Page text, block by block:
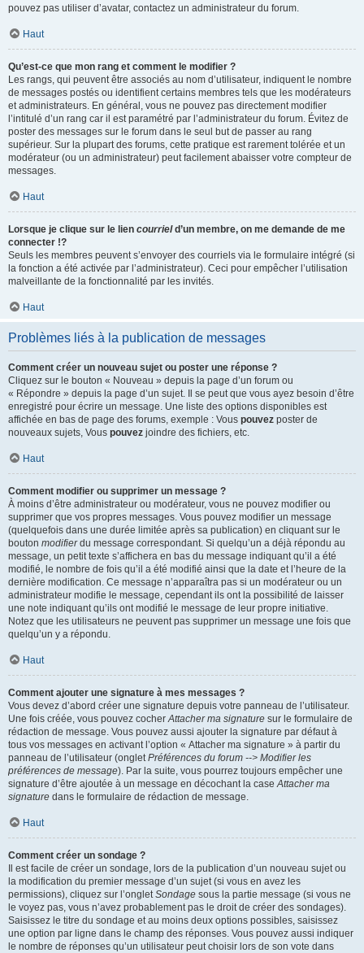
pouvez pas utiliser d’avatar, contactez un administrateur du forum.
Haut
Qu’est-ce que mon rang et comment le modifier ?
Les rangs, qui peuvent être associés au nom d’utilisateur, indiquent le nombre
de messages postés ou identifient certains membres tels que les modérateurs
et administrateurs. En général, vous ne pouvez pas directement modifier
l’intitulé d’un rang car il est paramétré par l’administrateur du forum. Évitez de
poster des messages sur le forum dans le seul but de passer au rang
supérieur. Sur la plupart des forums, cette pratique est rarement tolérée et un
modérateur (ou un administrateur) peut facilement abaisser votre compteur de
messages.
Haut
Lorsque je clique sur le lien courrield’un membre, on me demande de me
connecter !?
Seuls les membres peuvent s’envoyer des courriels via le formulaire intégré (si
la fonction a été activée par l’administrateur). Ceci pour empêcher l’utilisation
malveillante de la fonctionnalité par les invités.
Haut
Problèmes liés à la publication de messages
Comment créer un nouveau sujet ou poster une réponse ?
Cliquez sur le bouton « Nouveau » depuis la page d’un forum ou
« Répondre » depuis la page d’un sujet. Il se peut que vous ayez besoin d’être
enregistré pour écrire un message. Une liste des options disponibles est
affichée en bas de page des forums, exemple : Vous pouvez poster de
nouveaux sujets, Vous pouvez joindre des fichiers, etc.
Haut
Comment modifier ou supprimer un message ?
À moins d’être administrateur ou modérateur, vous ne pouvez modifier ou
supprimer que vos propres messages. Vous pouvez modifier un message
(quelquefois dans une durée limitée après sa publication) en cliquant sur le
bouton modifierdu message correspondant. Si quelqu’un a déjà répondu au
message, un petit texte s’affichera en bas du message indiquant qu’il a été
modifié, le nombre de fois qu’il a été modifié ainsi que la date et l’heure de la
dernière modification. Ce message n’apparaîtra pas si un modérateur ou un
administrateur modifie le message, cependant ils ont la possibilité de laisser
une note indiquant qu’ils ont modifié le message de leur propre initiative.
Notez que les utilisateurs ne peuvent pas supprimer un message une fois que
quelqu’un y a répondu.
Haut
Comment ajouter une signature à mes messages ?
Vous devez d’abord créer une signature depuis votre panneau de l’utilisateur.
Une fois créée, vous pouvez cocherAttacher ma signature sur le formulaire de
rédaction de message. Vous pouvez aussi ajouter la signature par défaut à
tous vos messages en activant l’option « Attacher ma signature » à partir du
panneau de l’utilisateur (ongletPréférences du forum --> Modifier les
préférences de message). Par la suite, vous pourrez toujours empêcher une
signature d’être ajoutée à un message en décochant la caseAttacher ma
signature dans le formulaire de rédaction de message.
Haut
Comment créer un sondage ?
Il est facile de créer un sondage, lors de la publication d’un nouveau sujet ou
la modification du premier message d’un sujet (si vous en avez les
permissions), cliquez sur l’ongletSondage sous la partie message (si vous ne
le voyez pas, vous n’avez probablement pas le droit de créer des sondages).
Saisissez le titre du sondage et au moins deux options possibles, saisissez
une option par ligne dans le champ des réponses. Vous pouvez aussi indiquer
le nombre de réponses qu’un utilisateur peut choisir lors de son vote dans